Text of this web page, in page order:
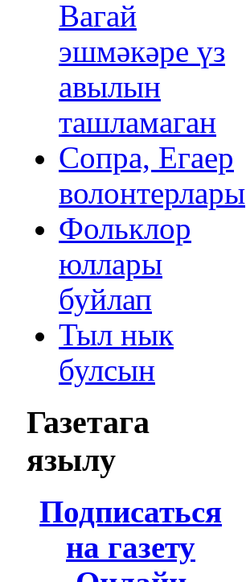
Вагай
эшмәкәре үз
авылын
ташламаган
Сопра, Егаер
волонтерлары
Фольклор
юллары
буйлап
Тыл нык
булсын
Газетага
язылу
Подписаться
на газету